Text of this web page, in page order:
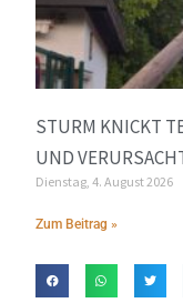
STURM KNICKT
UND
Dienstag, 4. August 2026
Zum Beitrag »